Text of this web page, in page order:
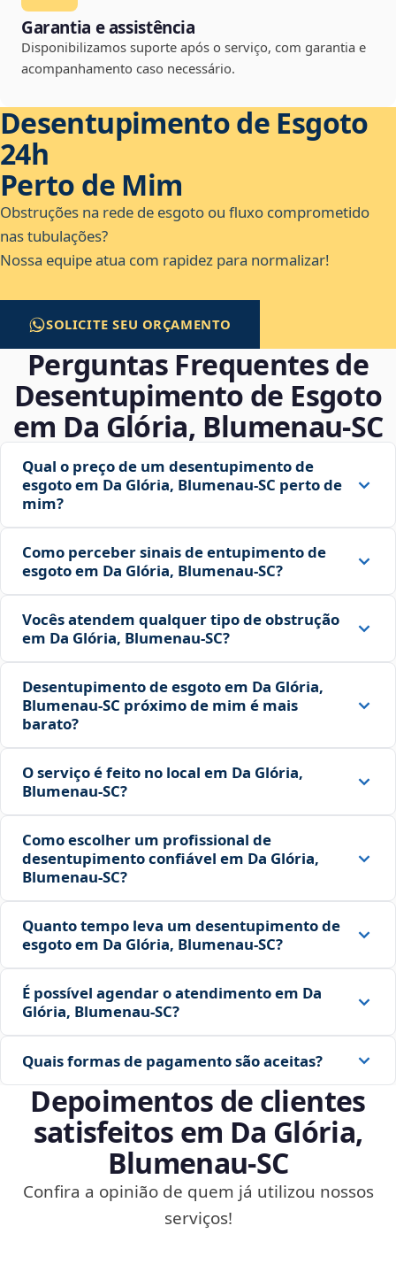
Garantia e assistência
Disponibilizamos suporte após o serviço, com garantia e
acompanhamento caso necessário.
Desentupimento de Esgoto
24h
Perto de Mim
Obstruções na rede de esgoto ou fluxo comprometido
nas tubulações?
Nossa equipe atua com rapidez para normalizar!
SOLICITE SEU ORÇAMENTO
Perguntas Frequentes de
Desentupimento de Esgoto
em Da Glória, Blumenau‑SC
Qual o preço de um desentupimento de
esgoto em Da Glória, Blumenau‑SC perto de
mim?
Como perceber sinais de entupimento de
esgoto em Da Glória, Blumenau‑SC?
Vocês atendem qualquer tipo de obstrução
em Da Glória, Blumenau‑SC?
Desentupimento de esgoto em Da Glória,
Blumenau‑SC próximo de mim é mais
barato?
O serviço é feito no local em Da Glória,
Blumenau‑SC?
Como escolher um profissional de
desentupimento confiável em Da Glória,
Blumenau‑SC?
Quanto tempo leva um desentupimento de
esgoto em Da Glória, Blumenau‑SC?
É possível agendar o atendimento em Da
Glória, Blumenau‑SC?
Quais formas de pagamento são aceitas?
Depoimentos de clientes
satisfeitos em Da Glória,
Blumenau‑SC
Confira a opinião de quem já utilizou nossos
serviços!